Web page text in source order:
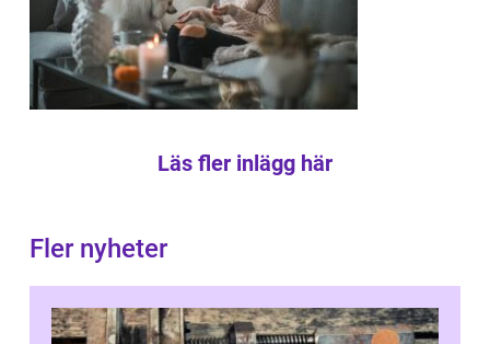
Läs fler inlägg här
Fler nyheter